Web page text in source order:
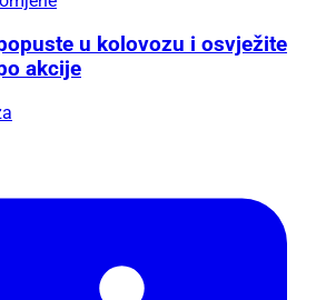
u kolovozu i osvježite
akcije